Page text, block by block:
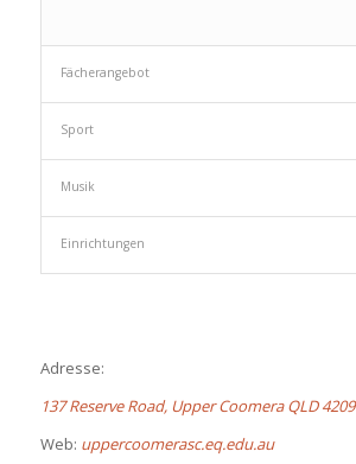
Fächerangebot
Sport
Musik
Einrichtungen
Adresse:
137 Reserve Road, Upper Coomera QLD 4209
Web: uppercoomerasc.eq.edu.au